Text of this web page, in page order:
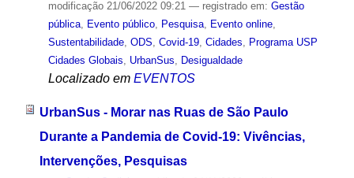
modificação21/06/2022 09:21 — registrado em: Gestão
pública, Evento público, Pesquisa, Evento online,
Sustentabilidade, ODS Covid-19, Cidades
Programa USP
Cidades Globais
UrbanSus Desigualdade
Localizado em EVENTOS
UrbanSus - Morar nas Ruas de São Paulo
Durante a Pandemia de Covid-19: Vivências,
Intervenções, Pesquisas